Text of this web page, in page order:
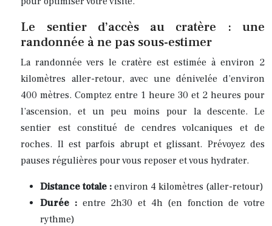
Le sentier d’accès au cratère : une
randonnée à ne pas sous-estimer
La randonnée vers le cratère est estimée à environ 2
kilomètres aller-retour, avec une dénivelée d’environ
400 mètres. Comptez entre 1 heure 30 et 2 heures pour
l’ascension, et un peu moins pour la descente. Le
sentier est constitué de cendres volcaniques et de
roches. Il est parfois abrupt et glissant. Prévoyez des
pauses régulières pour vous reposer et vous hydrater.
Distance totale :environ 4 kilomètres (aller-retour)
Durée : entre 2h30 et 4h (en fonction de votre
rythme)